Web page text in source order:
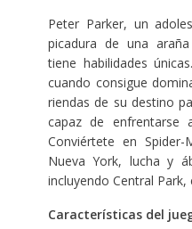
Peter Parker, un
picadura de una
tiene habilidades
cuando consigue
riendas de su destino
capaz de enfrentarse
Conviértete en
Nueva York, lucha y
incluyendo Central
Características del